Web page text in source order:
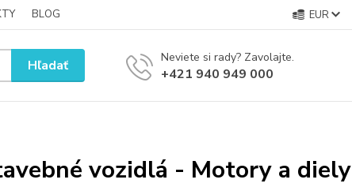
BLOG EUR
Hľadať Neviete si rady? Zavolajte.
+421 940 949 000
vozidlá - Motory a diely